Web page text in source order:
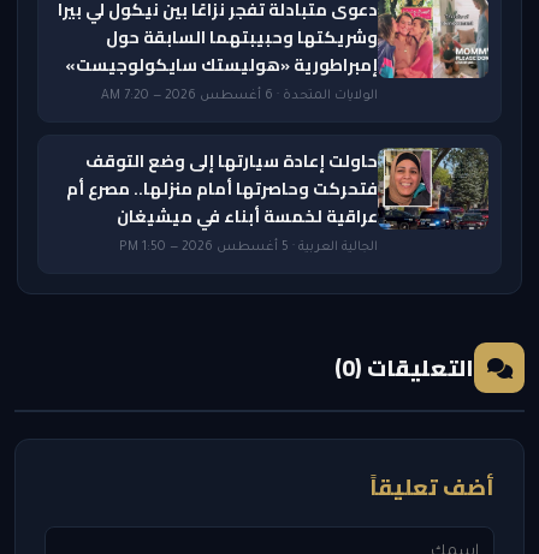
دعوى متبادلة تفجر نزاعًا بين نيكول لي بيرا
وشريكتها وحبيبتهما السابقة حول
إمبراطورية «هوليستك سايكولوجيست»
الولايات المتحدة · 6 أغسطس 2026 — 7:20 AM
حاولت إعادة سيارتها إلى وضع التوقف
فتحركت وحاصرتها أمام منزلها.. مصرع أم
عراقية لخمسة أبناء في ميشيغان
الجالية العربية · 5 أغسطس 2026 — 1:50 PM
التعليقات (0)
أضف تعليقاً